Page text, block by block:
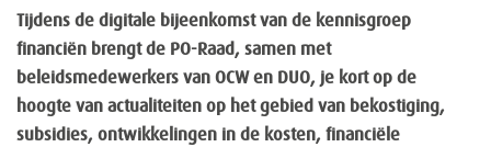
Tijdens de digitale bijeenkomst van de kennisgroep
financiën brengt de PO-Raad, samen met
beleidsmedewerkers van OCW en DUO, je kort op de
hoogte van actualiteiten op het gebied van bekostiging,
subsidies, ontwikkelingen in de kosten, financiële